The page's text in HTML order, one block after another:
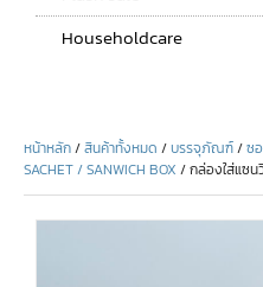
Householdcare
หน้าหลัก/สินค้าทั้งหมด /บรรจุภัณฑ์/ซ
SACHET / SANWICH BOX / กล่องใส่แซ